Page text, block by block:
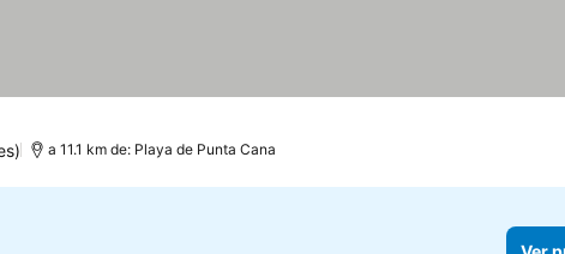
a 11.1 km de: Playa de Punta Cana